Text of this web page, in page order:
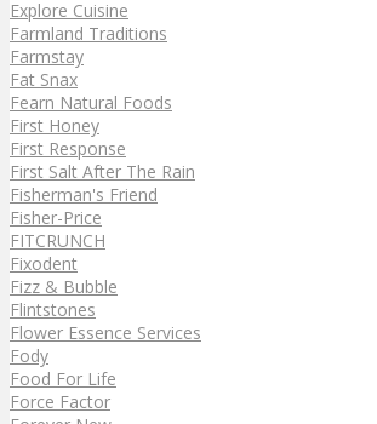
Explore Cuisine
Farmland Traditions
Farmstay
Fat Snax
Fearn Natural Foods
First Honey
First Response
First Salt After The Rain
Fisherman's Friend
Fisher-Price
FITCRUNCH
Fixodent
Fizz & Bubble
Flintstones
Flower Essence Services
Fody
Food For Life
Force Factor